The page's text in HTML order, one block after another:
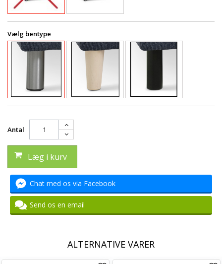
Vælg bentype
Antal
Læg i kurv
Chat med os via Facebook
Send os en email
ALTERNATIVE VARER